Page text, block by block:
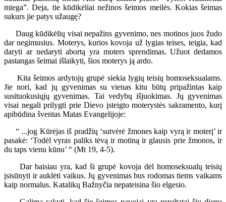
miega”. Deja, tie kūdikėliai nežinos šeimos meilės. Kokias šeimas
sukurs jie patys užaugę?
Daug kūdikėlių visai nepažins gyvenimo, nes motinos juos žudo
dar negimusius. Moterys, kurios kovoja už lygias teises, teigia, kad
daryti ar nedaryti abortą yra moters sprendimas. Užuot dedamos
pastangas šeimai išlaikyti, šios moterys ją ardo.
Kita šeimos ardytojų grupė siekia lygių teisių homoseksualams.
Jie nori, kad jų gyvenimas su vienas kitu būtų pripažintas kaip
susituokusiųjų gyvenimas. Tai vedybų išjuokimas. Jų gyvenimas
visai negali prilygti prie Dievo įsteigto moterystės sakramento, kurį
apibūdina šventas Matas Evangelijoje:
“ ...jog Kūrėjas iš pradžių ‘sutvėrė žmones kaip vyrą ir moterį’ ir
pasakė: ‘Todėl vyras paliks tėvą ir motiną ir glausis prie žmonos, ir
du taps vienu kūnu’ “ (Mt 19, 4-5).
Dar baisiau yra, kad ši grupė kovoja dėl homoseksualų teisių
įsisūnyti ir auklėti vaikus. Jų gyvenimas bus rodomas tiems vaikams
kaip normalus. Katalikų Bažnyčia nepateisina šio elgesio.